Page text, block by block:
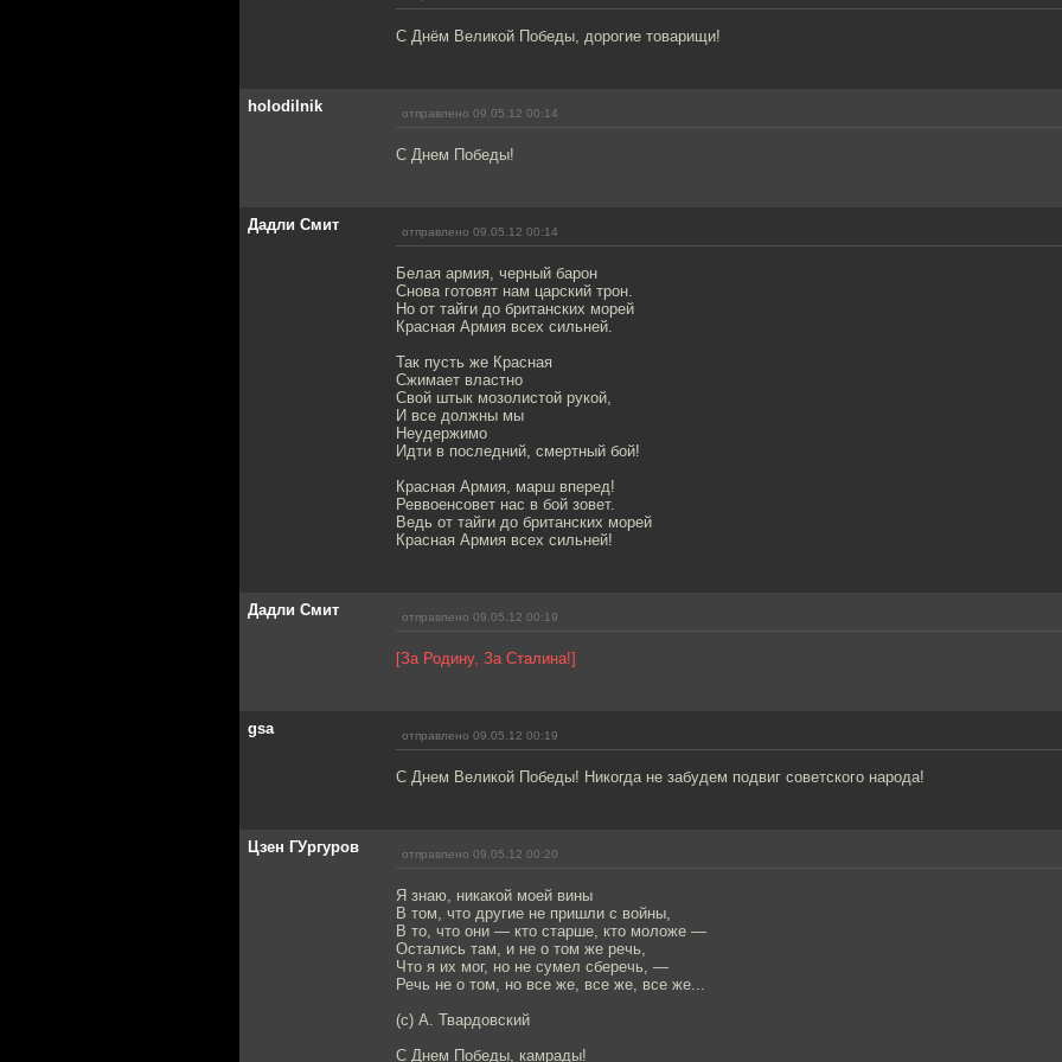
С Днём Великой Победы, дорогие товарищи!
holodilnik отправлено 09.05.12 00:14
С Днем Победы!
Дадли Смит отправлено 09.05.12 00:14
Белая армия, черный барон
Снова готовят нам царский трон.
Но от тайги до британских морей
Красная Армия всех сильней.
Так пусть же Красная
Сжимает властно
Свой штык мозолистой рукой,
И все должны мы
Неудержимо
Идти в последний, смертный бой!
Красная Армия, марш вперед!
Реввоенсовет нас в бой зовет.
Ведь от тайги до британских морей
Красная Армия всех сильней!
Дадли Смит отправлено 09.05.12 00:19
[За Родину, За Сталина!]
gsa отправлено 09.05.12 00:19
С Днем Великой Победы! Никогда не забудем подвиг советского народа!
Цзен ГУргуров отправлено 09.05.12 00:20
Я знаю, никакой моей вины
В том, что другие не пришли с войны,
В то, что они — кто старше, кто моложе —
Остались там, и не о том же речь,
Что я их мог, но не сумел сберечь, —
Речь не о том, но все же, все же, все же...
(c) А. Твардовский
С Днем Победы, камрады!